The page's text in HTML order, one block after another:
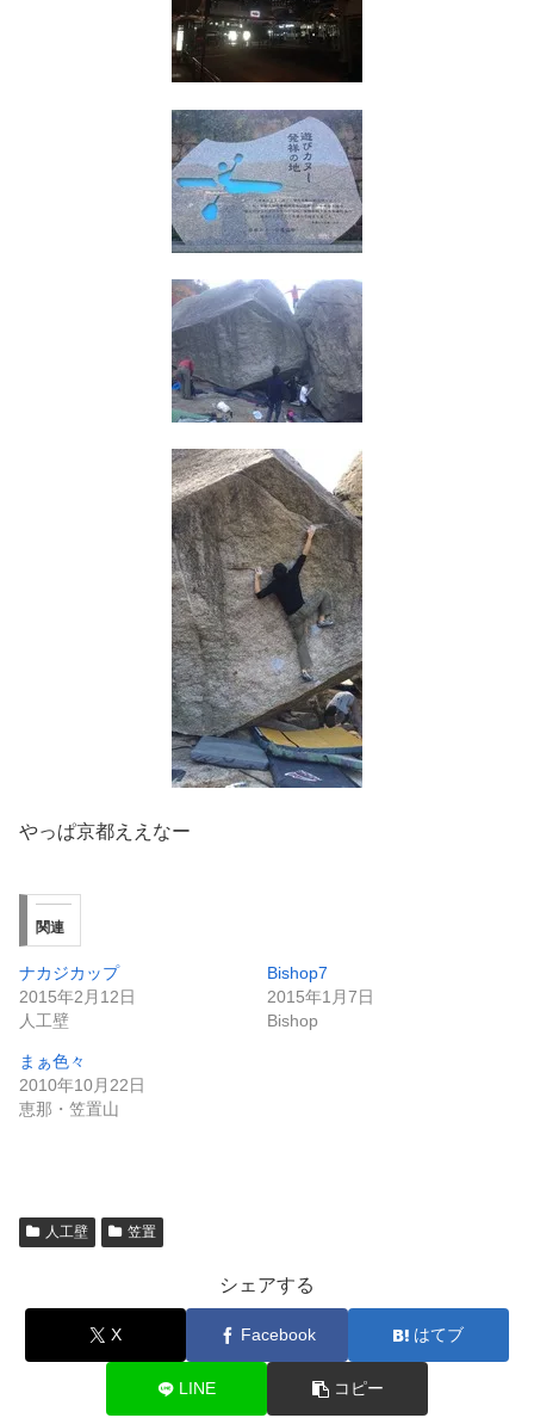
やっぱ京都ええなー
関連
ナカジカップ
2015年2月12日
人工壁
Bishop7
2015年1月7日
Bishop
まぁ色々
2010年10月22日
恵那・笠置山
人工壁 笠置
シェアする
X Facebook はてブ
LINE コピー